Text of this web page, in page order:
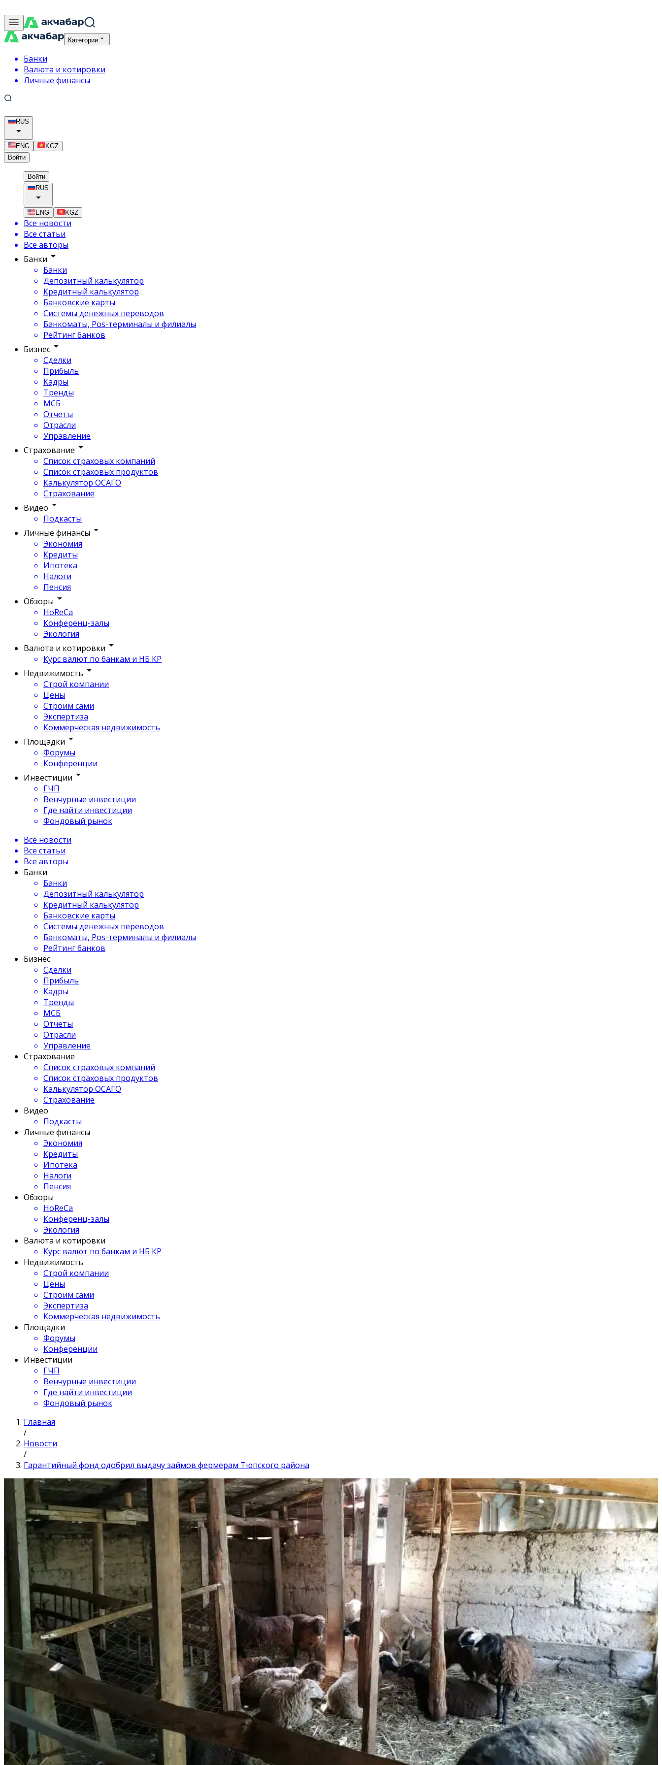
Категории
Банки
Валюта и котировки
Личные финансы
RUS
ENG
KGZ
Войти
Войти
RUS
ENG KGZ
Все новости
Все статьи
Все авторы
Банки
Банки
Депозитный калькулятор
Кредитный калькулятор
Банковские карты
Системы денежных переводов
Банкоматы, Pos-терминалы и филиалы
Рейтинг банков
Бизнес
Сделки
Прибыль
Кадры
Тренды
МСБ
Отчеты
Отрасли
Управление
Страхование
Список страховых компаний
Список страховых продуктов
Калькулятор ОСАГО
Страхование
Видео
Подкасты
Личные финансы
Экономия
Кредиты
Ипотека
Налоги
Пенсия
Обзоры
HoReCa
Конференц-залы
Экология
Валюта и котировки
Курс валют по банкам и НБ КР
Недвижимость
Строй компании
Цены
Строим сами
Экспертиза
Коммерческая недвижимость
Площадки
Форумы
Конференции
Инвестиции
ГЧП
Венчурные инвестиции
Где найти инвестиции
Фондовый рынок
Все новости
Все статьи
Все авторы
Банки
Банки
Депозитный калькулятор
Кредитный калькулятор
Банковские карты
Системы денежных переводов
Банкоматы, Pos-терминалы и филиалы
Рейтинг банков
Бизнес
Сделки
Прибыль
Кадры
Тренды
МСБ
Отчеты
Отрасли
Управление
Страхование
Список страховых компаний
Список страховых продуктов
Калькулятор ОСАГО
Страхование
Видео
Подкасты
Личные финансы
Экономия
Кредиты
Ипотека
Налоги
Пенсия
Обзоры
HoReCa
Конференц-залы
Экология
Валюта и котировки
Курс валют по банкам и НБ КР
Недвижимость
Строй компании
Цены
Строим сами
Экспертиза
Коммерческая недвижимость
Площадки
Форумы
Конференции
Инвестиции
ГЧП
Венчурные инвестиции
Где найти инвестиции
Фондовый рынок
Главная
/
Новости
/
Гарантийный фонд одобрил выдачу займов фермерам Тюпского района